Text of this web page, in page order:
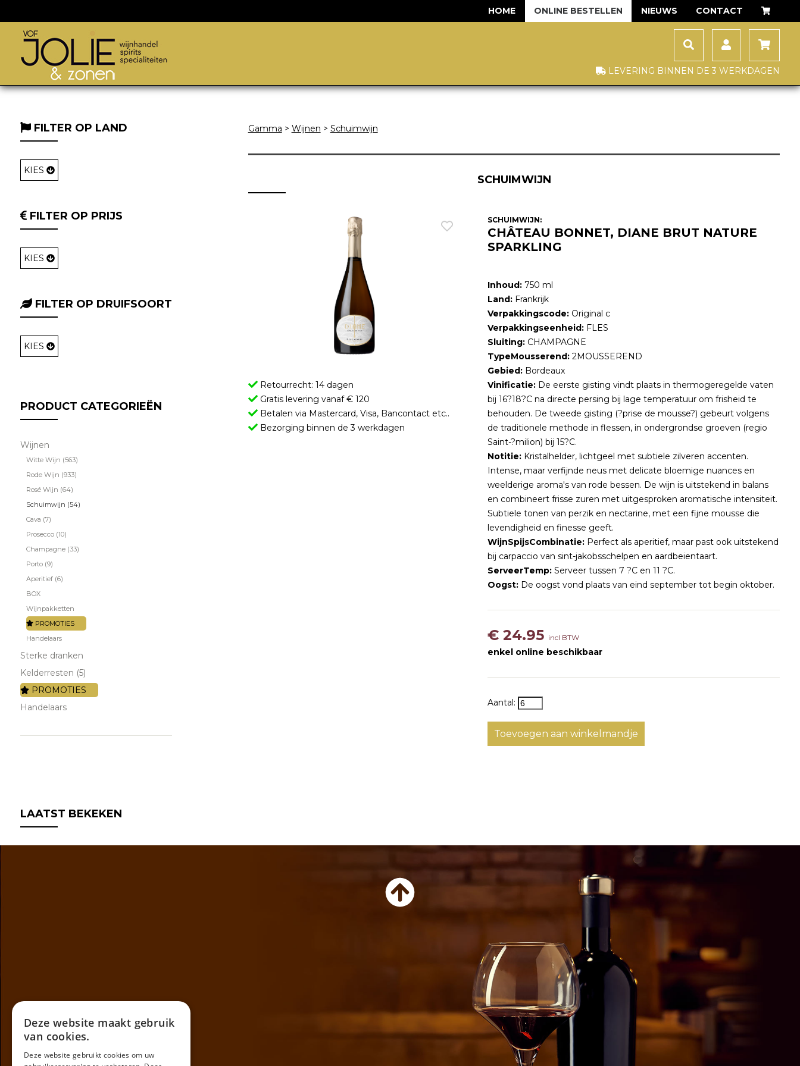
HOME ONLINE BESTELLEN NIEUWS CONTACT
LEVERING BINNEN DE 3 WERKDAGEN
FILTER OP LAND
KIES
FILTER OP PRIJS
KIES
FILTER OP DRUIFSOORT
KIES
PRODUCT CATEGORIEËN
Wijnen
Witte Wijn (563)
Rode Wijn (933)
Rosé Wijn (64)
Schuimwijn (54)
Cava (7)
Prosecco (10)
Champagne (33)
Porto (9)
Aperitief (6)
BOX
Wijnpakketten
PROMOTIES
Handelaars
Sterke dranken
Kelderresten (5)
PROMOTIES
Handelaars
Gamma > Wijnen > Schuimwijn
SCHUIMWIJN
Retourrecht: 14 dagen
Gratis levering vanaf € 120
Betalen via Mastercard, Visa, Bancontact etc..
Bezorging binnen de 3 werkdagen
SCHUIMWIJN:
CHÂTEAU BONNET, DIANE BRUT NATURE
SPARKLING
Inhoud:750 ml
Land:Frankrijk
Verpakkingscode:Original c
Verpakkingseenheid:FLES
Sluiting:CHAMPAGNE
TypeMousserend:2MOUSSEREND
Gebied:Bordeaux
Vinificatie:De eerste gisting vindt plaats in thermogeregelde vaten
bij 16?18?C na directe persing bij lage temperatuur om frisheid te
behouden. De tweede gisting (?prise de mousse?) gebeurt volgens
de traditionele methode in flessen, in ondergrondse groeven (regio
Saint-?milion) bij 15?C.
Notitie:Kristalhelder, lichtgeel met subtiele zilveren accenten.
Intense, maar verfijnde neus met delicate bloemige nuances en
weelderige aroma's van rode bessen. De wijn is uitstekend in balans
en combineert frisse zuren met uitgesproken aromatische intensiteit.
Subtiele tonen van perzik en nectarine, met een fijne mousse die
levendigheid en finesse geeft.
WijnSpijsCombinatie:Perfect als aperitief, maar past ook uitstekend
bij carpaccio van sint-jakobsschelpen en aardbeientaart.
ServeerTemp:Serveer tussen 7 ?C en 11 ?C.
Oogst:De oogst vond plaats van eind september tot begin oktober.
€ 24.95 incl BTW
enkel online beschikbaar
Aantal:
Toevoegen aan winkelmandje
LAATST BEKEKEN
Deze website maakt gebruik
van cookies.
Deze website gebruikt cookies om uw